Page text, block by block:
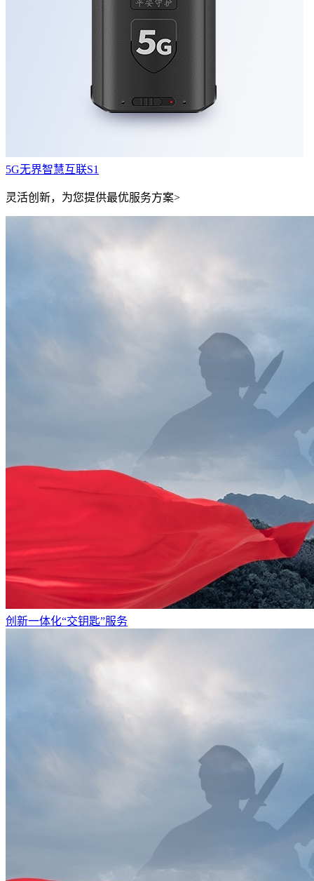
5G无界智慧互联S1
灵活创新，为您提供最优服务方案>
创新一体化“交钥匙”服务